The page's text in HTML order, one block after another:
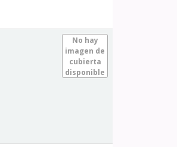
No hay
imagen de
cubierta
disponible